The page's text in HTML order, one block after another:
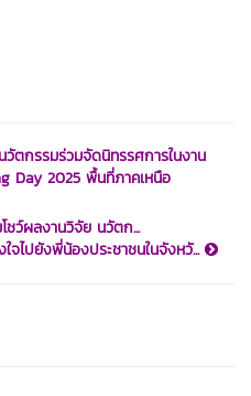
ตกรรมร่วมจัดนิทรรศการในงาน
Day 2025 พื้นที่ภาคเหนือ
ชว์ผลงานวิจัย นวัตก...
จไปยังพี่น้องประชาชนในจังหวั...